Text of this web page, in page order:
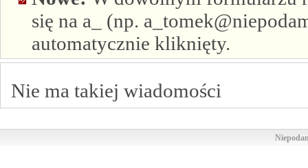
się na a_ (np.
automatycznie kliknięty.
Nie ma takiej wiadomości